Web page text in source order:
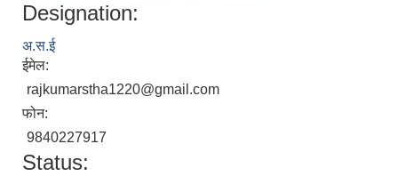
Designation:
अ.स.ई
ईमेल:
rajkumarstha1220@gmail.com
फोन:
9840227917
Status: